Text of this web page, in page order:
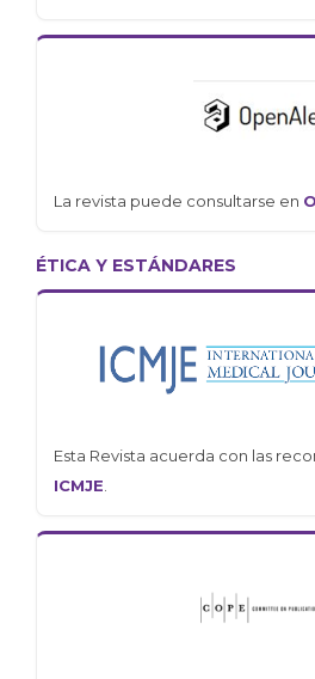
La revista puede consultarse en
ÉTICA Y ESTÁNDARES
Esta Revista acuerda con las
ICMJE